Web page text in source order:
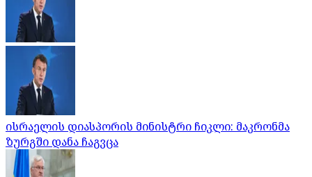
ისრაელის დიასპორის მინისტრი ჩიკლი: მაკრონმა
ზურგში დანა ჩაგვცა